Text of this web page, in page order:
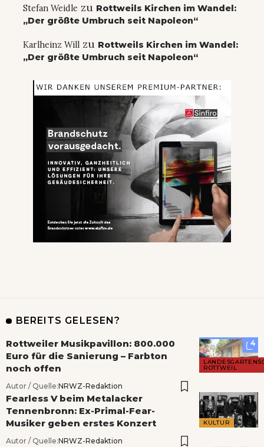
Stefan Weidle zu Rottweils Kirchen im Wandel:
„Der größte Umbruch seit Napoleon“
Karlheinz Will zu Rottweils Kirchen im Wandel:
„Der größte Umbruch seit Napoleon“
BEREITS GELESEN?
4
ROTTWEIL
Rottweiler Musikpavillon: 800.000
Euro für die Sanierung – Farbton
noch offen
Autor / Quelle:NRWZ-Redaktion
KULTUR
Fearless V beim Metalacker
Tennenbronn: Ex-Primal-Fear-
Musiker geben erstes Konzert
Autor / Quelle:NRWZ-Redaktion